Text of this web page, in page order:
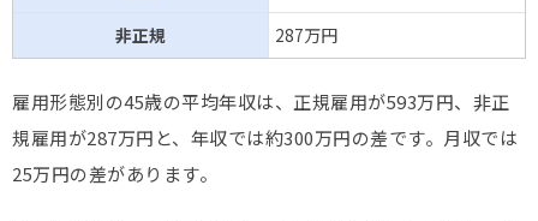
非正規
287万円
雇用形態別の45歳の平均年収は、正規雇用が593万円、非正
規雇用が287万円と、年収では約300万円の差です。月収では
25万円の差があります。